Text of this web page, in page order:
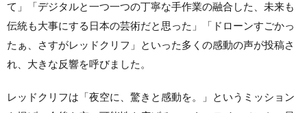
て」「デジタルと一つ一つの丁寧な手作業の融合した、未来も
伝統も大事にする日本の芸術だと思った」「ドローンすごかっ
たぁ、さすがレッドクリフ」といった多くの感動の声が投稿さ
れ、大きな反響を呼びました。
レッドクリフは「夜空に、驚きと感動を。」というミッション